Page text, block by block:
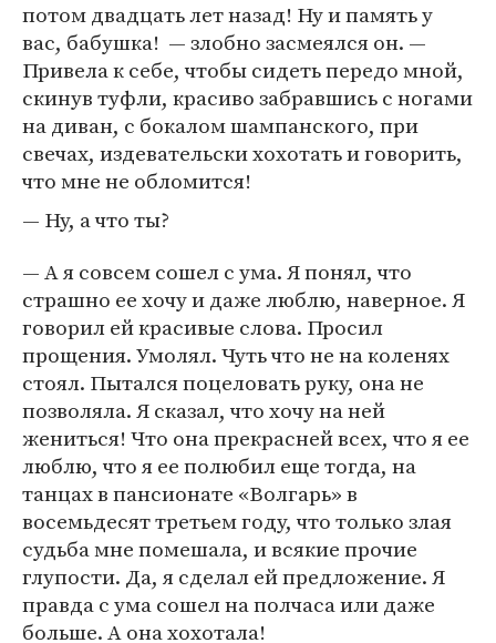
потом двадцать лет назад! Ну и память у
вас, бабушка! — злобно засмеялся он. —
Привела к себе, чтобы сидеть передо мной,
скинув туфли, красиво забравшись с ногами
на диван, с бокалом шампанского, при
свечах, издевательски хохотать и говорить,
что мне не обломится!
— Ну, а что ты?
— А я совсем сошел с ума. Я понял, что
страшно ее хочу и даже люблю, наверное. Я
говорил ей красивые слова. Просил
прощения. Умолял. Чуть что не на коленях
стоял. Пытался поцеловать руку, она не
позволяла. Я сказал, что хочу на ней
жениться! Что она прекрасней всех, что я ее
люблю, что я ее полюбил еще тогда, на
танцах в пансионате «Волгарь» в
восемьдесят третьем году, что только злая
судьба мне помешала, и всякие прочие
глупости. Да, я сделал ей предложение. Я
правда с ума сошел на полчаса или даже
больше. А она хохотала!